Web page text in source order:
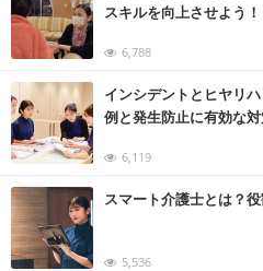
スキルを向上させよう！
6,788
インシデントとヒヤリ
例と発生防止に有効な
6,119
スマート介護士とは？
5,536